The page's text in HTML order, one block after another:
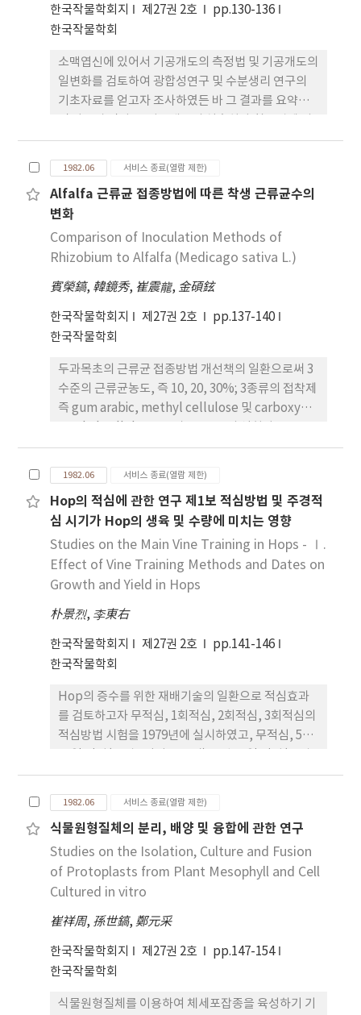
로 감소하였는데, 콤바인 수확작업이 가능한 시기는
백동은 출수후 40일, 올밀은 44일경으로 이때의 수분
수록 높았는데 이 비율이 5%이하로 되는 실용적 수
확한계기는 백동은 출수후 40일 올밀은 45일경이었
다. 6. 상맥립(2.8mm이상)을 얻을 수 있는 시기는 백
함량과 식미를 고려한 수확적기는 백동은 출수후
30~40일경, 올밀은 35~45일이었다. 7. 수량이 최대
에 달하는 수확시기는 백동은 출수후 35일
(745kg/10a), 올밀은 40일 (838kg/10a)이었고, 이
보다 1일 앞당겨 수확함에 따라 수량은 3.9%와 4.4%
씩 각각 감수되었다. 8. 이상을 종합하면 백동은 출수
후 35일, 올밀은 40일경이 수량과 품질요인면에서 본
이보다 5일정도 늦게 수확하는 것이 적합하였다
한국작물학회지 제27권 2호
pp.130-136
한국작물학회
소맥엽신에 있어서 기공개도의 측정법 및 기공개도의
일변화를 검토하여 광합성연구 및 수분생리 연구의
기초자료를 얻고자 조사하였든 바 그 결과를 요약하
한 시약순위와는 직선적인 비례관계가 있었다. 2. 침
윤법으로 측정한 시약순위 1의 경우 기공개도의 실측
평균치는 0.7± 0.5u 이었으며 순위 6의 경우는 6.3±
0.6이었다. 3. 동일엽신내에서도 엽신의 기부는 선단
부보다 기공개도가 현저히 컸다. 4. 지엽과 제1엽 엽신
의 기공은 10시경에 제2엽은 12시경에 기공개도가
가장 컸으며, 오후가 되면서 기공개도는 감소하기 시
개도의 최대치는 지엽보다 제1엽이 또 세력이 왕성한
분벽의 엽신일수록 큰 경향이었다. 6. 엽신기부의 기
공은 선단부에 비하여 모든 엽위와 어는 시각에서도
터 소맥엽신의 기공개도 측정은 침윤법으로 가능하나
품종이나 육종재료들에 대하여 기공개도를 비교할 때
는 엽위, 엽신부위 및 분벽간에 차가 있으므로 측정재
1982.06 서비스 종료(열람 제한)
Alfalfa 근류균 접종방법에 따른 착생 근류균수의
변화
Comparison of Inoculation Methods of
Rhizobium to Alfalfa (Medicago sativa L.)
賓榮鎬, 韓鏡秀, 崔震龍, 金碩鉉
한국작물학회지 제27권 2호
pp.137-140
한국작물학회
두과목초의 근류균 접종방법 개선책의 일환으로써 3
수준의 근류균농도, 즉 10, 20, 30%; 3종류의 접착제
즉 gum arabic, methyl cellulose 및 carboxy
calcium carbonate를 포함한 5종류의 피복재료를
사용하여 근류균을 접종한 후에 plate count법으로
생존하고 있던 근류세포수를 측정하여 그 효과를 평
가하였던 바 다음과 같은 결론을 얻었다. 1. New
Zealand산 peat slurry의 근류균을 사용할 경우 근
류균을 10%에서 3.5 109 개로써 표준에 가까운 근류
균수를 확보할 수 있었다. 2. 접착제로서 gum arabic
은 40% 용액에서 methyl cellulose는 5% 용액 그
사용하였을 때 최대착생수를 나타내었으나 그 중에서
methyl cellulose 5% 용액이 적합한 것으로 보였
다. 3. 피복재료로서 치과용석회(Lime A)는 타재료에
1982.06 서비스 종료(열람 제한)
Hop의 적심에 관한 연구 제1보 적심방법 및 주경적
심 시기가 Hop의 생육 및 수량에 미치는 영향
Studies on the Main Vine Training in Hops - Ⅰ.
Effect of Vine Training Methods and Dates on
Growth and Yield in Hops
朴景烈, 李東右
한국작물학회지 제27권 2호
pp.141-146
한국작물학회
Hop의 증수를 위한 재배기술의 일환으로 적심효과
를 검토하고자 무적심, 1회적심, 2회적심, 3회적심의
적심방법 시험을 1979년에 실시하였고, 무적심, 5월
4절위 신장시), 5월 24일 적심(주경 5절위 신장시), 5
월 29일 적심(주경 6절위 신장시)의 주경적심시험을
1980년에 실시하였던 바, 그 결과를 요약하면 다음과
같다. 1. 무적심에 비하여 적심회수가 거듭되거나 적
심시기가 늦어질수록 영양생장기간 및 개화기가 지연
되었다. 2. 주경적심처리는 무적심보다 만장과 총측지
수 적었으나 측지 생육이 촉진되어 조기 적심일수록
서도 구화가 착생되어 착화측지수가 증가되었다. 3.
조기적심일수록 무적심에 비하여 10절위 이상 20절
위 이하의 측지장이 현저히 길어져 착화측지당구화수
다. 4. 만기적심(5월 29일 적심)은 적심 후에서 모화기
1982.06 서비스 종료(열람 제한)
식물원형질체의 분리, 배양 및 융합에 관한 연구
Studies on the Isolation, Culture and Fusion
of Protoplasts from Plant Mesophyll and Cell
Cultured in vitro
崔祥周, 孫世鎬, 鄭元采
한국작물학회지 제27권 2호
pp.147-154
한국작물학회
식물원형질체를 이용하여 체세포잡종을 육성하기 기